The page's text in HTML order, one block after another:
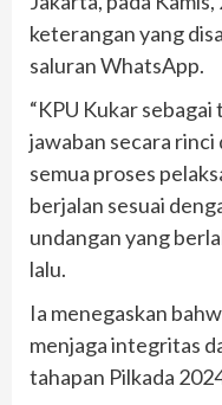
keterangan yang
saluran WhatsApp.
“KPU Kukar
jawaban secara rinci
semua proses
berjalan sesuai
undangan yang
lalu.
Ia menegaskan
menjaga integritas
tahapan Pilkada